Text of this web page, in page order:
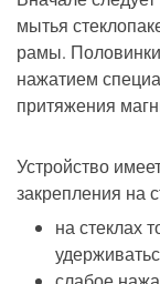
мытья
рамы. Половинки
нажатием
притяжения
Устройство
закрепления на
на стеклах